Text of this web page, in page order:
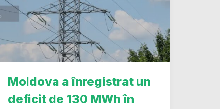
Moldova a înregistrat un
deficit de 130 MWh în